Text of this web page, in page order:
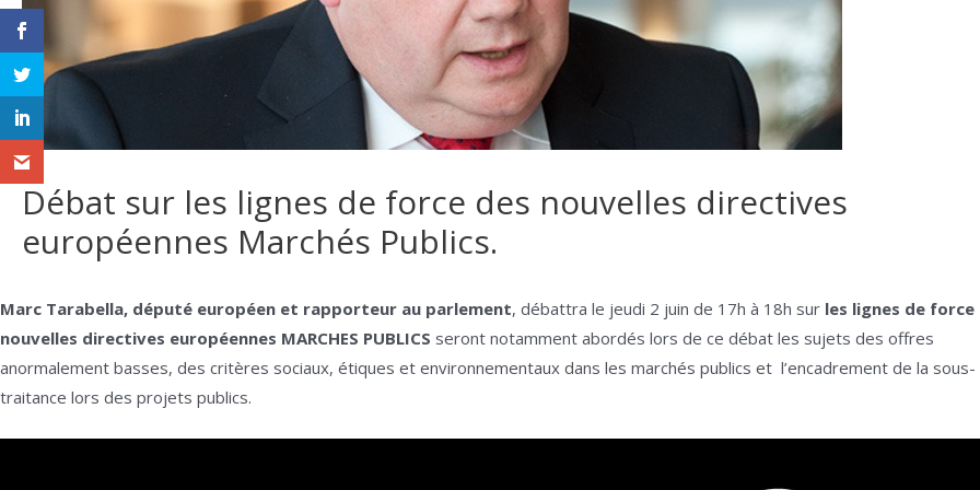
Débat sur les lignes de force des nouvelles directives
européennes Marchés Publics.
Marc Tarabella, député européen et rapporteur au parlement, débattra le jeudi 2 juin de 17h à 18h sur les lignes de force
nouvelles directives européennes MARCHES PUBLICS seront notamment abordés lors de ce débat les sujets des offres
anormalement basses, des critères sociaux, étiques et environnementaux dans les marchés publics et l’encadrement de la sous-
traitance lors des projets publics.